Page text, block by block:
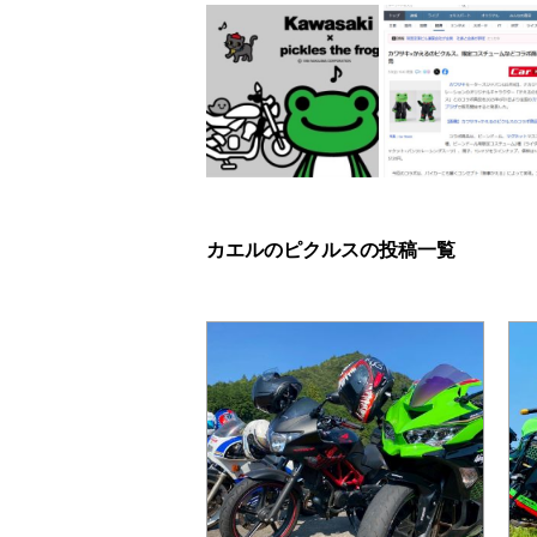
カエルのピクルスの投稿一覧